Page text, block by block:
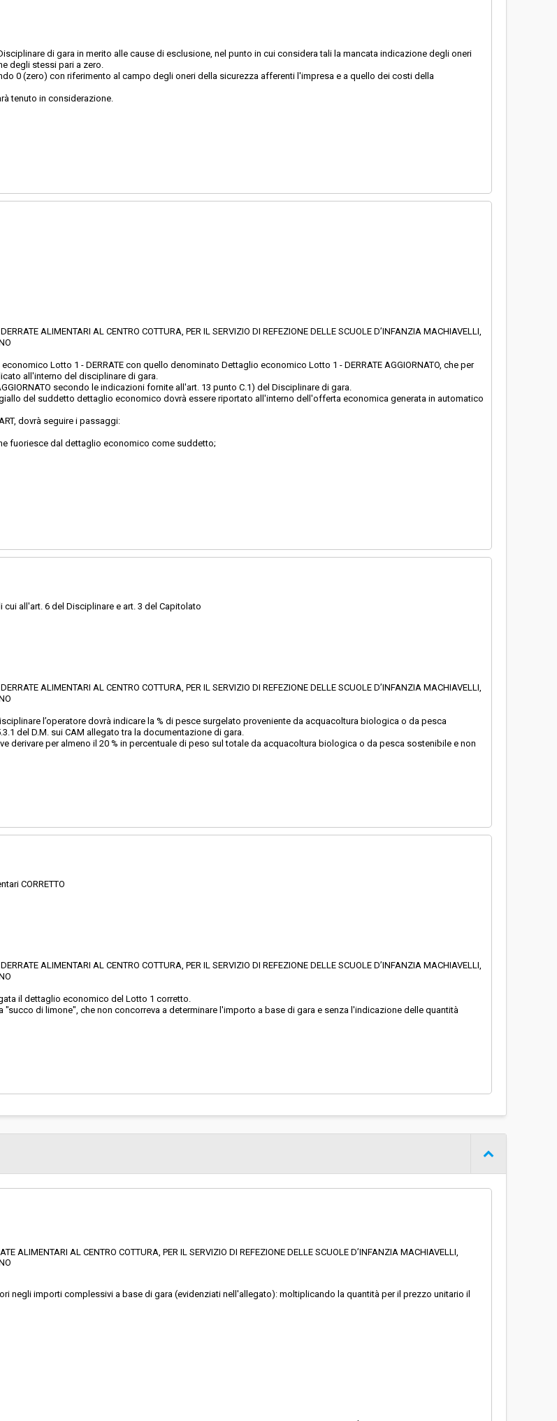
di gara in merito alle cause di esclusione, nel punto in cui considera tali la mancata indicazione degli oneri
degli stessi pari a zero.
0 (zero) con riferimento al campo degli oneri della sicurezza afferenti l'impresa e a quello dei costi della
tenuto in considerazione.
ALIMENTARI AL CENTRO COTTURA, PER IL SERVIZIO DI REFEZIONE DELLE SCUOLE D’INFANZIA MACHIAVELLI,
Lotto 1 - DERRATE con quello denominato Dettaglio economico Lotto 1 - DERRATE AGGIORNATO, che per
all'interno del disciplinare di gara.
secondo le indicazioni fornite all'art. 13 punto C.1) del Disciplinare di gara.
del suddetto dettaglio economico dovrà essere riportato all'interno dell'offerta economica generata in automatico
dovrà seguire i passaggi:
fuoriesce dal dettaglio economico come suddetto;
all'art. 6 del Disciplinare e art. 3 del Capitolato
ALIMENTARI AL CENTRO COTTURA, PER IL SERVIZIO DI REFEZIONE DELLE SCUOLE D’INFANZIA MACHIAVELLI,
l’operatore dovrà indicare la % di pesce surgelato proveniente da acquacoltura biologica o da pesca
del D.M. sui CAM allegato tra la documentazione di gara.
derivare per almeno il 20 % in percentuale di peso sul totale da acquacoltura biologica o da pesca sostenibile e non
CORRETTO
ALIMENTARI AL CENTRO COTTURA, PER IL SERVIZIO DI REFEZIONE DELLE SCUOLE D’INFANZIA MACHIAVELLI,
il dettaglio economico del Lotto 1 corretto.
di limone", che non concorreva a determinare l'importo a base di gara e senza l'indicazione delle quantità
ALIMENTARI AL CENTRO COTTURA, PER IL SERVIZIO DI REFEZIONE DELLE SCUOLE D’INFANZIA MACHIAVELLI,
importi complessivi a base di gara (evidenziati nell'allegato): moltiplicando la quantità per il prezzo unitario il